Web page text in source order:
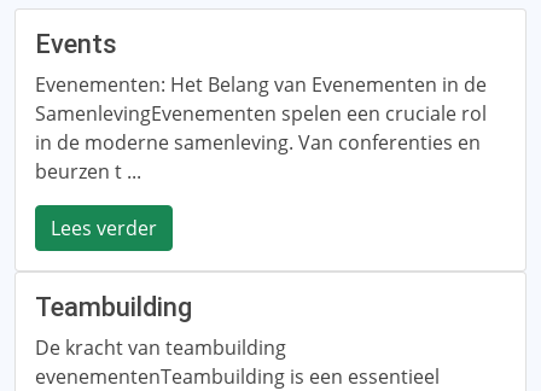
Events
Evenementen: Het Belang van Evenementen in de
SamenlevingEvenementen spelen een cruciale rol
in de moderne samenleving. Van conferenties en
beurzen t ...
Lees verder
Teambuilding
De kracht van teambuilding
evenementenTeambuilding is een essentieel